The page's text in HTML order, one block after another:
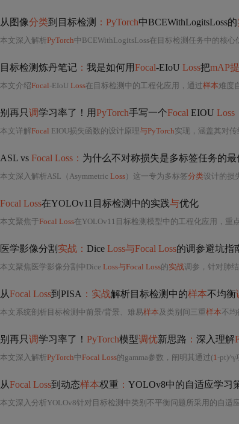
从图像分类到目标检测 ：PyTorch中BCEWithLogitsLoss的
本文深入解析PyTorch中BCEWithLogitsLoss在目标检测任务中的核心
目标检测炼丹笔记 ： 我是如何用Focal-EIoU Loss把mAP
本文介绍Focal-EIoU Loss在目标检测中的工程化应用，通过样本难度
别再只调学习率了！用PyTorch手写一个Focal EIOU Loss
本文详解Focal EIOU损失函数的设计原理与PyTorch实现，涵盖其对传统
ASL vs Focal Loss： 为什么不对称损失是多标签任务的
本文深入解析ASL（Asymmetric Loss）这一专为多标签分类设计的损
Focal Loss在YOLOv11目标检测中的实践与优化
本文聚焦于Focal Loss在YOLOv11目标检测模型中的工程化应用，重
医学影像分割 实战： Dice Loss与Focal Loss的调参避坑指
本文聚焦医学影像分割中Dice Loss与Focal Loss的实战调参，针对肺
从Focal Loss到PISA ：实战解析目标检测中的样本不均衡
本文系统剖析目标检测中前景/背景、难易样本及类别间三重样本不均
别再只调学习率了！ PyTorch模型调优新思路 ： 深入理解
本文深入解析PyTorch中Focal Loss的gamma参数，阐明其通过(1-pt)^γ
从Focal Loss到动态样本权重 ： YOLOv8中的自适应学习
本文深入分析YOLOv8针对目标检测中类别不平衡问题所采用的自适